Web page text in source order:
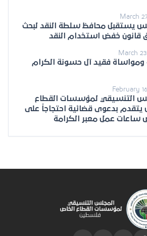
March
يستقبل محافظ سلطة النقد لبحث
قانون خفض استخدام النقد
March
ومواساة فقيد آل حسونة الكرام
February
التنسيقي لمؤسسات القطاع
يتقدم بدعوى قضائية احتجاجاً على
ساعات عمل معبر الكرامة